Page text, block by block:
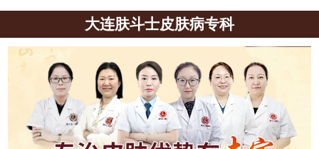
大连肤斗士皮肤病专科